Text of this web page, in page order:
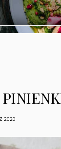
2020